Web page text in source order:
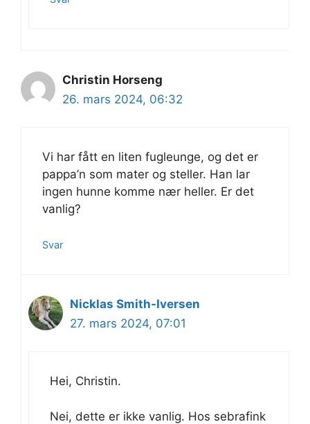
Christin Horseng
26. mars 2024, 06:32
Vi har fått en liten fugleunge, og det er
pappa’n som mater og steller. Han lar
ingen hunne komme nær heller. Er det
vanlig?
Svar
Nicklas Smith-Iversen
27. mars 2024, 07:01
Hei, Christin.
Nei, dette er ikke vanlig. Hos sebrafink